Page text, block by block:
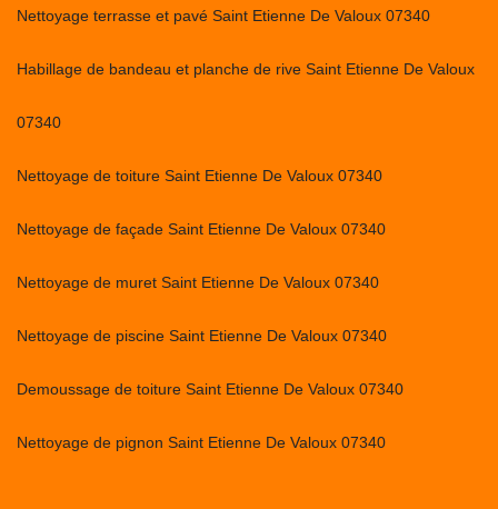
Nettoyage terrasse et pavé Saint Etienne De Valoux 07340
Habillage de bandeau et planche de rive Saint Etienne De Valoux
07340
Nettoyage de toiture Saint Etienne De Valoux 07340
Nettoyage de façade Saint Etienne De Valoux 07340
Nettoyage de muret Saint Etienne De Valoux 07340
Nettoyage de piscine Saint Etienne De Valoux 07340
Demoussage de toiture Saint Etienne De Valoux 07340
Nettoyage de pignon Saint Etienne De Valoux 07340